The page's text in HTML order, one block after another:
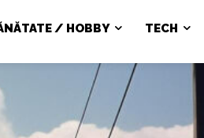
/ HOBBY TECH